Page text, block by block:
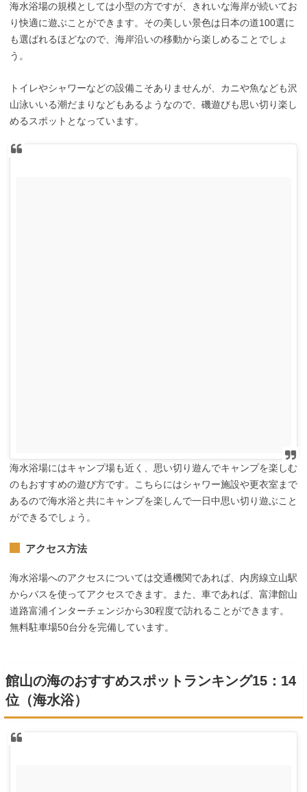
海水浴場の規模としては小型の方ですが、きれいな海岸が続いてお
り快適に遊ぶことができます。その美しい景色は日本の道100選に
も選ばれるほどなので、海岸沿いの移動から楽しめることでしょ
う。
トイレやシャワーなどの設備こそありませんが、カニや魚なども沢
山泳いいる潮だまりなどもあるようなので、磯遊びも思い切り楽し
めるスポットとなっています。
海水浴場にはキャンプ場も近く、思い切り遊んでキャンプを楽しむ
のもおすすめの遊び方です。こちらにはシャワー施設や更衣室まで
あるので海水浴と共にキャンプを楽しんで一日中思い切り遊ぶこと
ができるでしょう。
アクセス方法
海水浴場へのアクセスについては交通機関であれば、内房線立山駅
からバスを使ってアクセスできます。また、車であれば、富津館山
道路富浦インターチェンジから30程度で訪れることができます。
無料駐車場50台分を完備しています。
館山の海のおすすめスポットランキング15：14
位（海水浴）